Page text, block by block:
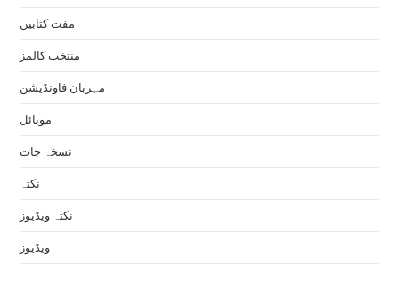
مفت کتابیں
منتخب کالمز
مہربان فاونڈیشن
موبائل
نسخہ جات
نکتہ
نکتہ ویڈیوز
ویڈیوز